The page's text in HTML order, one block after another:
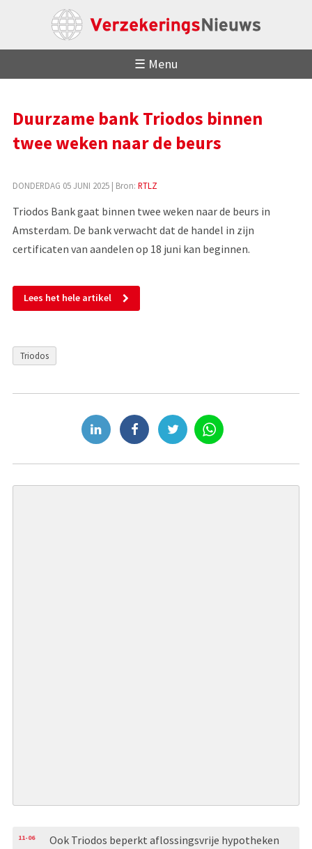
☰ Menu
Duurzame bank Triodos binnen
twee weken naar de beurs
DONDERDAG 05 JUNI 2025| Bron: RTLZ
Triodos Bank gaat binnen twee weken naar de beurs in
Amsterdam. De bank verwacht dat de handel in zijn
certificaten van aandelen op 18 juni kan beginnen.
Lees het hele artikel
Triodos
11-06 Ook Triodos beperkt aflossingsvrije hypotheken